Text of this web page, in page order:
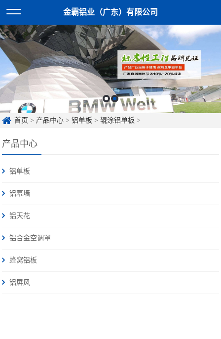
金霸铝业（广东）有限公司
首页 > 产品中心 >铝单板 >辊涂铝单板 >
产品中心
铝单板
铝幕墙
铝天花
铝合金空调罩
蜂窝铝板
铝屏风